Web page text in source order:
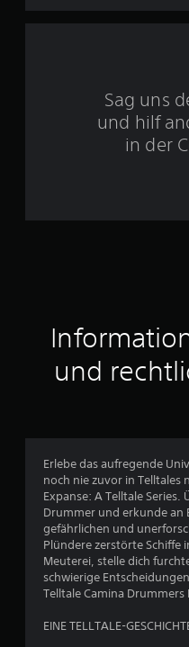
Sag uns
und hilf
in der
und
Erlebe das aufregende
noch nie zuvor in Telltales
Expanse: A Telltale
Drummer und erkunde an
gefährlichen und
Plündere zerstörte Schiffe
Meuterei, stelle dich
schwierige
Telltale Camina
EINE TELLTALE-